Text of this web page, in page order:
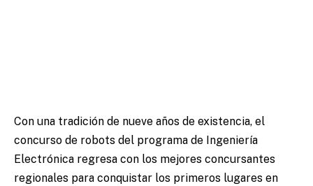
Con una tradición de nueve años de existencia, el
concurso de robots del programa de Ingeniería
Electrónica regresa con los mejores concursantes
regionales para conquistar los primeros lugares en